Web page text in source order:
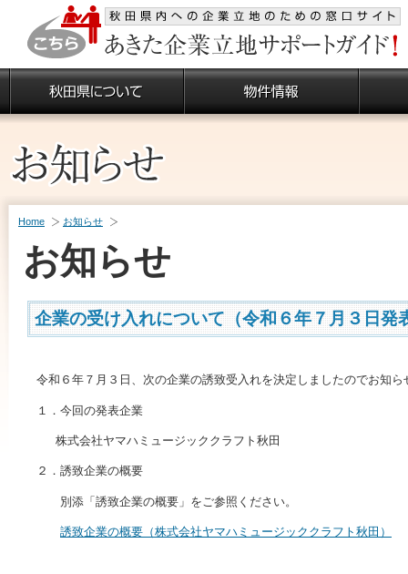
Home お知らせ
お知らせ
企業の受け入れについて（令和６年７月３日発
令和６年７月３日、次の企業の誘致受入れを決定しましたのでお知ら
１．今回の発表企業
株式会社ヤマハミュージッククラフト秋田
２．誘致企業の概要
別添「誘致企業の概要」をご参照ください。
誘致企業の概要（株式会社ヤマハミュージッククラフト秋田）